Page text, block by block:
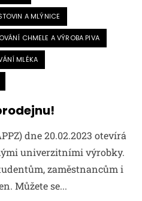
A MLÝNICE
CHMELE A VÝROBA PIVA
MLÉKA
dne 20.02.2023 otevírá
univerzitními výrobky.
zaměstnancům i
Můžete se...